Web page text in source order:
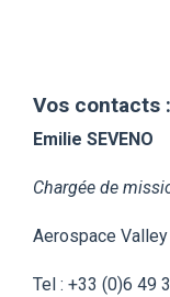
Vos contacts :
Emilie SEVENO
Chargée de
Aerospace Valley
Tel : +33 (0)6 49